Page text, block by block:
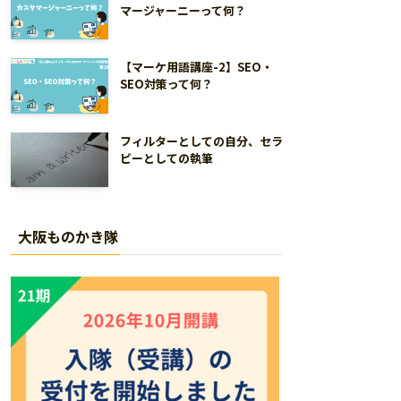
マージャーニーって何？
【マーケ用語講座-2】SEO・
SEO対策って何？
フィルターとしての自分、セラ
ピーとしての執筆
大阪ものかき隊